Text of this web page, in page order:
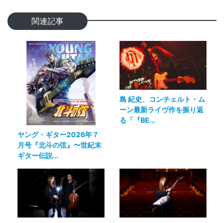
関連記事
ヤング・ギター2026年７
月号『北斗の弦』〜世紀末
ギター伝説...
島 紀史、コンチェルト・ム
ーン最新ライヴ作を振り返
る「『BE...